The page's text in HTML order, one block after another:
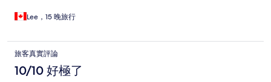
Lee，15 晚旅行
旅客真實評論
10/10 好極了